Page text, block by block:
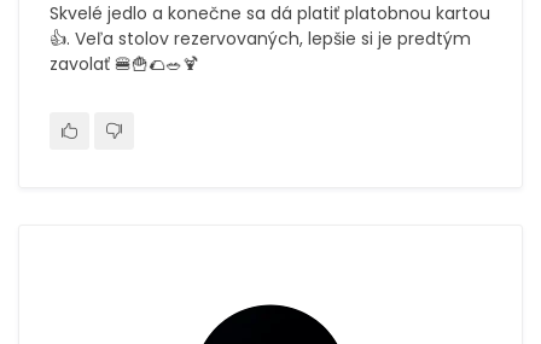
Skvelé jedlo a konečne sa dá platiť platobnou kartou
👍. Veľa stolov rezervovaných, lepšie si je predtým
zavolať 🍔🍟🌮🥗🍹